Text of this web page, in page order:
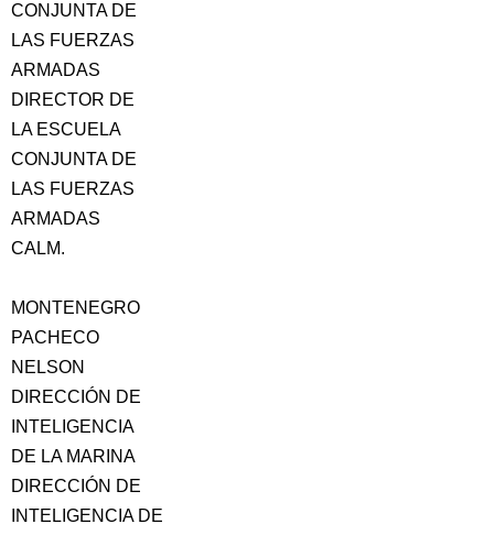
CONJUNTA DE
LAS FUERZAS
ARMADAS
DIRECTOR DE
LA ESCUELA
CONJUNTA DE
LAS FUERZAS
ARMADAS
CALM.
MONTENEGRO
PACHECO
NELSON
DIRECCIÓN DE
INTELIGENCIA
DE LA MARINA
DIRECCIÓN DE
INTELIGENCIA DE